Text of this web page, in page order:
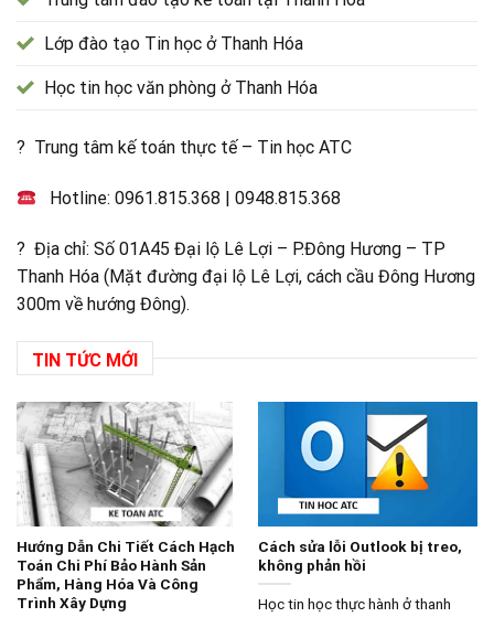
Lớp đào tạo Tin học ở Thanh Hóa
Học tin học văn phòng ở Thanh Hóa
? Trung tâm kế toán thực tế – Tin học ATC
Hotline:0961.815.368 |0948.815.368
? Địa chỉ: Số 01A45 Đại lộ Lê Lợi – P.Đông Hương – TP
Thanh Hóa (Mặt đường đại lộ Lê Lợi, cách cầu Đông Hương
300m về hướng Đông).
TIN TỨC MỚI
Hướng Dẫn Chi Tiết Cách Hạch
Toán Chi Phí Bảo Hành Sản
Phẩm, Hàng Hóa Và Công
Trình Xây Dựng
Cách sửa lỗi Outlook bị treo,
không phản hồi
Học tin học thực hành ở thanh